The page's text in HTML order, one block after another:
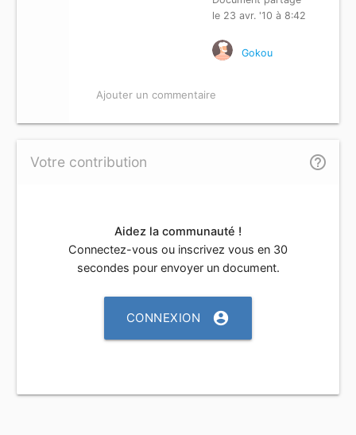
le 23 avr. '10 à 8:42
Gokou
Ajouter un commentaire
Votre contribution help_outline
Aidez la communauté !
Connectez-vous ou inscrivez vous en 30
secondes pour envoyer un document.
CONNEXION account_circle